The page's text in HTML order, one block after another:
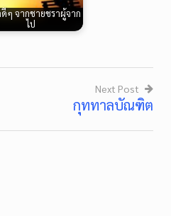
ๆ จากชายชราผู้จาก
ไป
Next Post
กุททาลบัณฑิต